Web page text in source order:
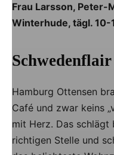
Frau Larsson, Peter-
Winterhude, tägl. 10-
Hamburg Ottensen
Café und zwar keins
mit Herz. Das schlägt
richtigen Stelle und